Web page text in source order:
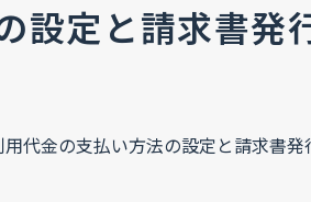
設定と請求書発